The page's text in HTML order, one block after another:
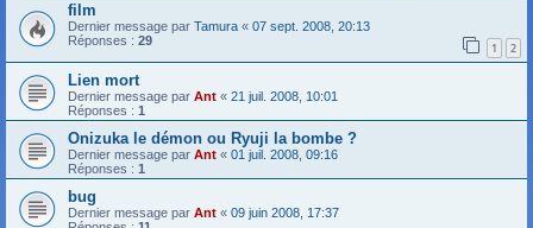
film
Dernier message par Tamura « 07 sept. 2008, 20:13
Réponses : 29 1 2
Lien mort
Dernier message par Ant « 21 juil. 2008, 10:01
Réponses : 1
Onizuka le démon ou Ryuji la bombe ?
Dernier message par Ant « 01 juil. 2008, 09:16
Réponses : 1
bug
Dernier message par Ant « 09 juin 2008, 17:37